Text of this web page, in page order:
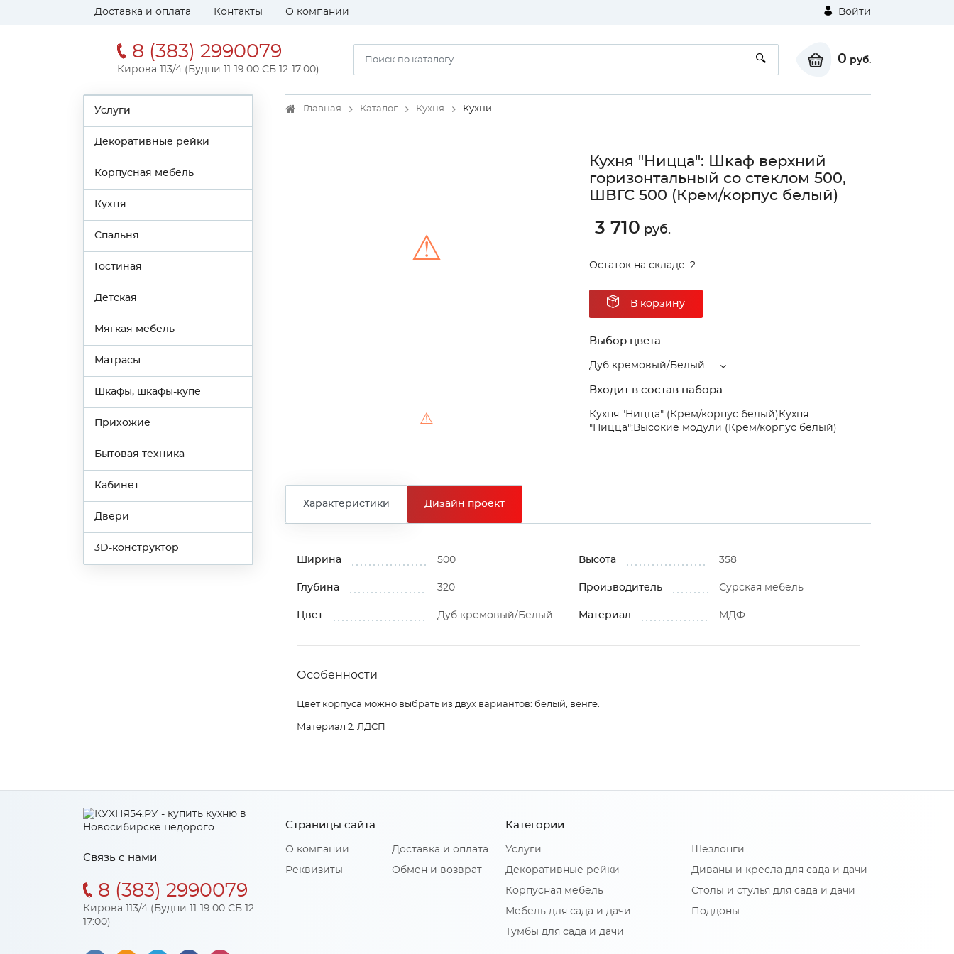
Доставка и оплата Контакты О компании Войти
8 (383) 2990079
Кирова 113/4 (Будни 11-19:00 СБ 12-17:00)
0 руб.
Услуги
Декоративные рейки
Корпусная мебель
Кухня
Спальня
Гостиная
Детская
Мягкая мебель
Матрасы
Шкафы, шкафы-купе
Прихожие
Бытовая техника
Кабинет
Двери
3D-конструктор
Главная Каталог Кухня Кухни
⚠
⚠
Кухня "Ницца": Шкаф верхний
горизонтальный со стеклом 500,
ШВГС 500 (Крем/корпус белый)
3 710 руб.
Остаток на складе: 2
В корзину
Выбор цвета
Дуб кремовый/Белый
Входит в состав набора:
Кухня "Ницца" (Крем/корпус белый) Кухня
"Ницца":Высокие модули (Крем/корпус белый)
Характеристики Дизайн проект
Ширина 500 Высота 358
Глубина 320 Производитель Сурская мебель
Цвет Дуб кремовый/Белый Материал МДФ
Особенности
Цвет корпуса можно выбрать из двух вариантов: белый, венге.
Материал 2: ЛДСП
Связь с нами
8 (383) 2990079
Кирова 113/4 (Будни 11-19:00 СБ 12-
17:00)
Страницы сайта
О компании
Реквизиты
Доставка и оплата
Обмен и возврат
Категории
Услуги
Декоративные рейки
Корпусная мебель
Мебель для сада и дачи
Тумбы для сада и дачи
Шезлонги
Диваны и кресла для сада и дачи
Столы и стулья для сада и дачи
Поддоны